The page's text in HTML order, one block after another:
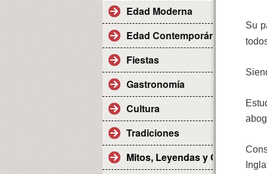
Edad Moderna
Edad Contemporánea
Fiestas
Gastronomía
Cultura
Tradiciones
Mitos, Leyendas y
Su